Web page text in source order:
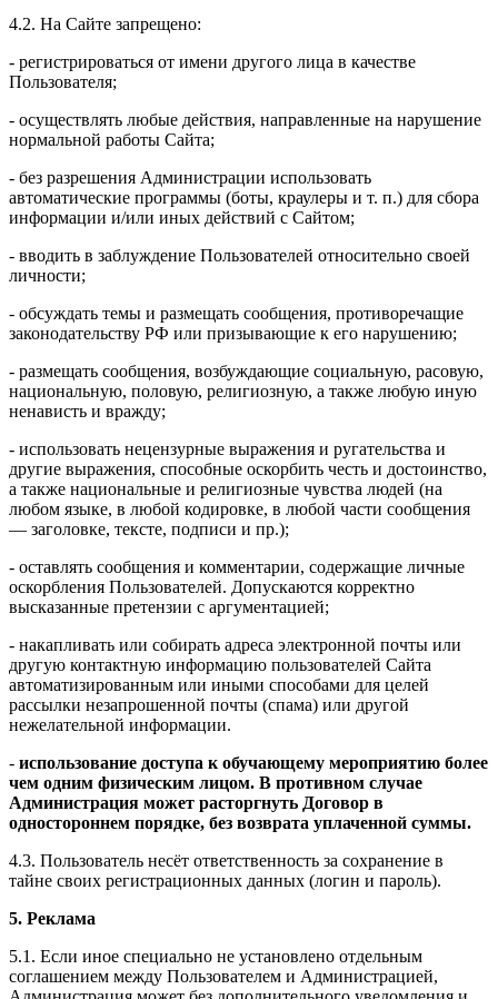
4.2. На Сайте запрещено:
- регистрироваться от имени другого лица в качестве
Пользователя;
- осуществлять любые действия, направленные на нарушение
нормальной работы Сайта;
- без разрешения Администрации использовать
автоматические программы (боты, краулеры и т. п.) для сбора
информации и/или иных действий с Сайтом;
- вводить в заблуждение Пользователей относительно своей
личности;
- обсуждать темы и размещать сообщения, противоречащие
законодательству РФ или призывающие к его нарушению;
- размещать сообщения, возбуждающие социальную, расовую,
национальную, половую, религиозную, а также любую иную
ненависть и вражду;
- использовать нецензурные выражения и ругательства и
другие выражения, способные оскорбить честь и достоинство,
а также национальные и религиозные чувства людей (на
любом языке, в любой кодировке, в любой части сообщения
— заголовке, тексте, подписи и пр.);
- оставлять сообщения и комментарии, содержащие личные
оскорбления Пользователей. Допускаются корректно
высказанные претензии с аргументацией;
- накапливать или собирать адреса электронной почты или
другую контактную информацию пользователей Сайта
автоматизированным или иными способами для целей
рассылки незапрошенной почты (спама) или другой
нежелательной информации.
- использование доступа к обучающему мероприятию более
чем одним физическим лицом. В противном случае
Администрация может расторгнуть Договор в
одностороннем порядке, без возврата уплаченной суммы.
4.3. Пользователь несёт ответственность за сохранение в
тайне своих регистрационных данных (логин и пароль).
5. Реклама
5.1. Если иное специально не установлено отдельным
соглашением между Пользователем и Администрацией,